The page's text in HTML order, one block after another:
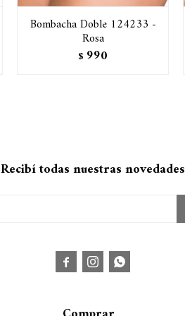
Bombacha Doble 124233 -
Rosa
$ 990
Recibí todas nuestras novedades
  